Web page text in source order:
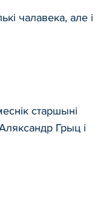
чалавека, але і
старшыні
Грыц і